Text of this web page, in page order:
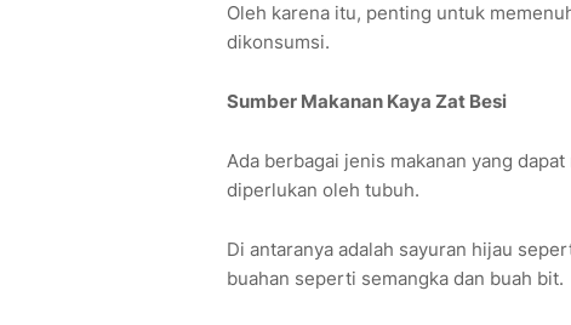
Oleh karena itu, penting untuk
dikonsumsi.
Sumber Makanan Kaya Zat Besi
Ada berbagai jenis makanan yang
diperlukan oleh tubuh.
Di antaranya adalah sayuran hijau
buahan seperti semangka dan buah bit.